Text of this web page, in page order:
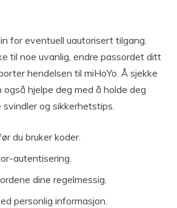
for eventuell uautorisert tilgang.
til noe uvanlig, endre passordet ditt
hendelsen til miHoYo. Å sjekke
hjelpe deg med å holde deg
og sikkerhetstips.
du bruker koder.
autentisering.
dine regelmessig.
personlig informasjon.